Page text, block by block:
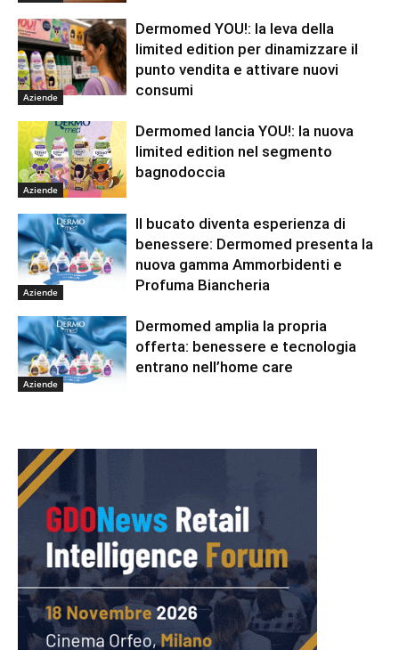
Aziende
Dermomed YOU!: la leva della
limited edition per dinamizzare il
punto vendita e attivare nuovi
consumi
Aziende
Dermomed lancia YOU!: la nuova
limited edition nel segmento
bagnodoccia
Aziende
Il bucato diventa esperienza di
benessere: Dermomed presenta la
nuova gamma Ammorbidenti e
Profuma Biancheria
Aziende
Dermomed amplia la propria
offerta: benessere e tecnologia
entrano nell’home care